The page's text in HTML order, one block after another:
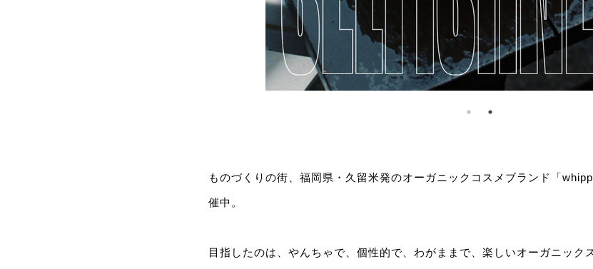
ものづくりの街、福岡県・久留米発のオーガニックコスメブランド「
催中。
目指したのは、やんちゃで、個性的で、わがままで、楽しいオーガニック